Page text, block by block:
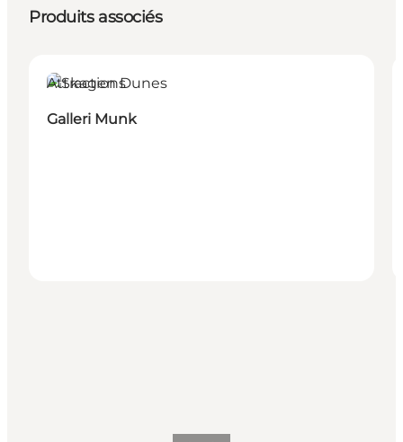
Produits associés
Attractions
Galleri Munk